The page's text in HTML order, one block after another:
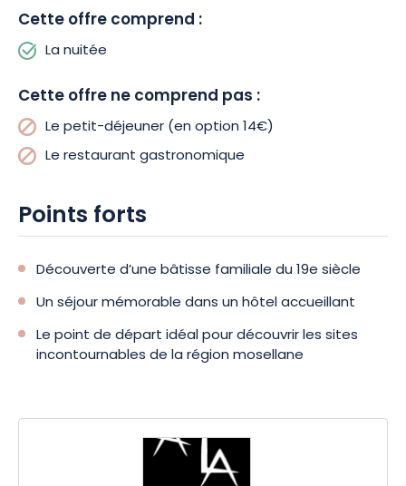
différents types de chambres : standard, deluxe et supérieure.
Pour cette offre, vous passerez une nuit dans une chambre
standard de votre choix : avec grand lit ou lit twin. Chaque
petit-déjeuner gourmand, composé de produits locaux ou
faits maison, vous est proposé moyennant un léger
supplément. Les animaux de compagnie sont admis et un
parking gratuit est disponible pour faciliter votre venue.
pensé pour votre bien-être. Réservez dès aujourd’hui !
Cette offre comprend :
La nuitée
Cette offre ne comprend pas :
Le petit-déjeuner (en option 14€)
Le restaurant gastronomique
Points forts
Découverte d’une bâtisse familiale du 19e siècle
Un séjour mémorable dans un hôtel accueillant
Le point de départ idéal pour découvrir les sites
incontournables de la région mosellane